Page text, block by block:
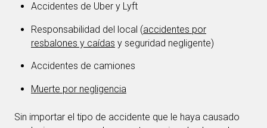
Accidentes de Uber y Lyft
Responsabilidad del local (accidentes por
resbalones y caídas y seguridad negligente)
Accidentes de camiones
Muerte por negligencia
Sin importar el tipo de accidente que le haya causado